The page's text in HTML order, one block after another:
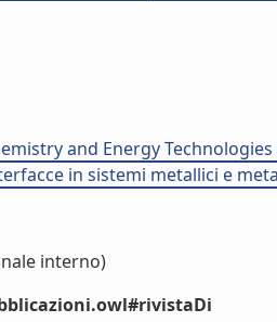
and Energy Technologies
in sistemi metallici e
interno)